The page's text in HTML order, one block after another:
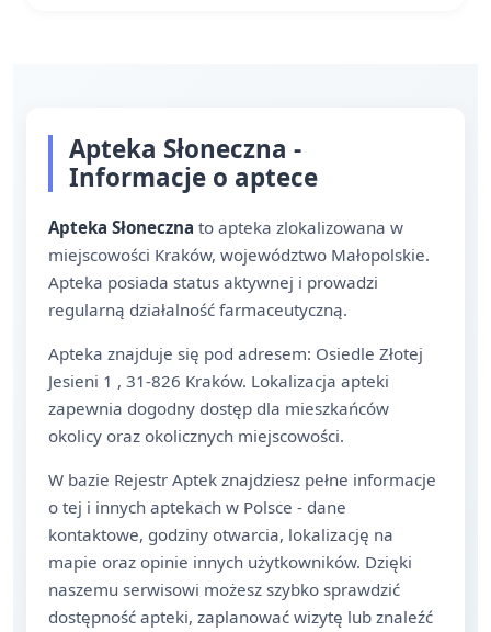
Apteka Słoneczna -
Informacje o aptece
Apteka Słoneczna to apteka zlokalizowana w
miejscowości Kraków, województwo Małopolskie.
Apteka posiada status aktywnej i prowadzi
regularną działalność farmaceutyczną.
Apteka znajduje się pod adresem: Osiedle Złotej
Jesieni 1 , 31-826 Kraków. Lokalizacja apteki
zapewnia dogodny dostęp dla mieszkańców
okolicy oraz okolicznych miejscowości.
W bazie Rejestr Aptek znajdziesz pełne informacje
o tej i innych aptekach w Polsce - dane
kontaktowe, godziny otwarcia, lokalizację na
mapie oraz opinie innych użytkowników. Dzięki
naszemu serwisowi możesz szybko sprawdzić
dostępność apteki, zaplanować wizytę lub znaleźć